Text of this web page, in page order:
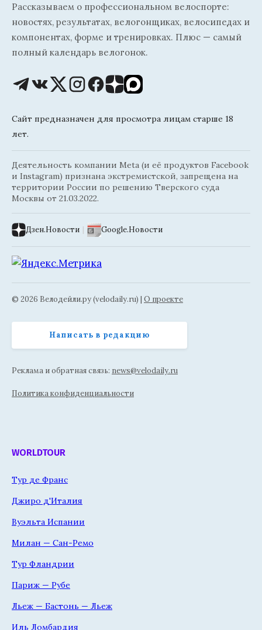
Рассказываем о профессиональном велоспорте:
новостях, результатах, велогонщиках, велосипедах и
компонентах, форме и тренировках. Плюс — самый
полный календарь велогонок.
Сайт предназначен для просмотра лицам старше 18
лет.
Деятельность компании Meta (и её продуктов Facebook
и Instagram) признана экстремистской, запрещена на
территории России по решению Тверского суда
Москвы от 21.03.2022.
Дзен.Новости | Google.Новости
© 2026 Велодейли.ру (velodaily.ru) | О проекте
Написать в редакцию
Реклама и обратная связь: news@velodaily.ru
Политика конфиденциальности
WORLDTOUR
Тур де Франс
Джиро д'Италия
Вуэльта Испании
Милан — Сан-Ремо
Тур Фландрии
Париж — Рубе
Льеж — Бастонь — Льеж
Иль Ломбардия